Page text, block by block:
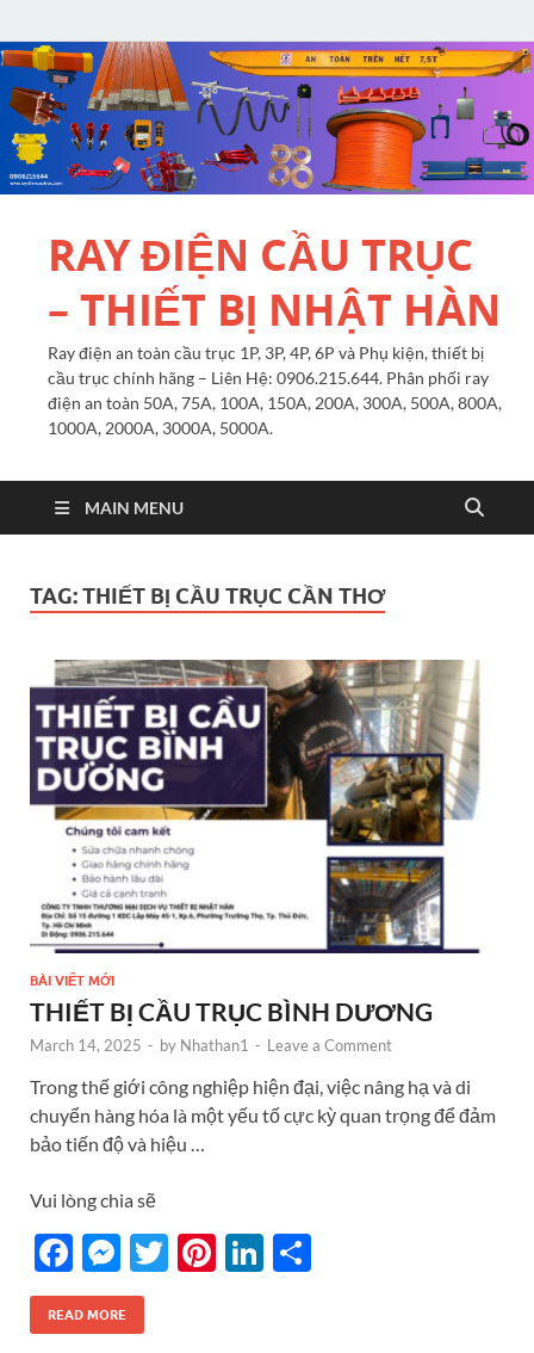
RAY ĐIỆN CẦU TRỤC
– THIẾT BỊ NHẬT HÀN
Ray điện an toàn cầu trục 1P, 3P, 4P, 6P và Phụ kiện, thiết bị
cầu trục chính hãng – Liên Hệ: 0906.215.644. Phân phối ray
điện an toàn 50A, 75A, 100A, 150A, 200A, 300A, 500A, 800A,
1000A, 2000A, 3000A, 5000A.
MAIN MENU
TAG:THIẾT BỊ CẦU TRỤC CẦN THƠ
BÀI VIẾT MỚI
THIẾT BỊ CẦU TRỤC BÌNH DƯƠNG
March 14, 2025 - by Nhathan1 - Leave a Comment
Trong thế giới công nghiệp hiện đại, việc nâng hạ và di
chuyển hàng hóa là một yếu tố cực kỳ quan trọng để đảm
bảo tiến độ và hiệu …
Vui lòng chia sẽ
F
ac
e
M
es
se
T
Pi Li
READ MORE